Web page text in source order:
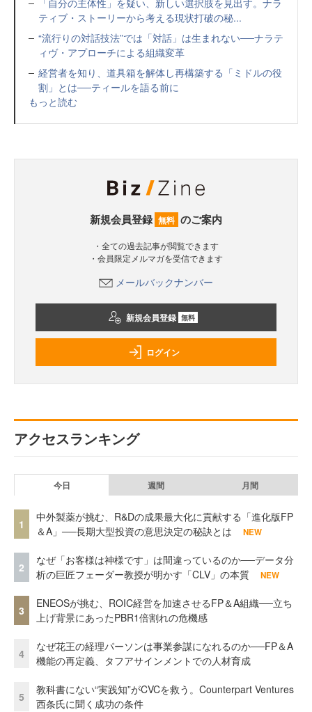
「自分の主体性」を疑い、新しい選択肢を見出す。ナラ
ティブ・ストーリーから考える現状打破の秘...
“流行りの対話技法”では「対話」は生まれない──ナラテ
ィヴ・アプローチによる組織変革
経営者を知り、道具箱を解体し再構築する「ミドルの役
割」とは──ティールを語る前に
もっと読む
新規会員登録 無料 のご案内
・全ての過去記事が閲覧できます
・会員限定メルマガを受信できます
メールバックナンバー
新規会員登録 無料
ログイン
アクセスランキング
今日 週間 月間
1
中外製薬が挑む、R&Dの成果最大化に貢献する「進化版FP
＆A」──長期大型投資の意思決定の秘訣とは
NEW
2
なぜ「お客様は神様です」は間違っているのか──データ分
析の巨匠フェーダー教授が明かす「CLV」の本質
NEW
3
ENEOSが挑む、ROIC経営を加速させるFP＆A組織──立ち
上げ背景にあったPBR1倍割れの危機感
4
なぜ花王の経理パーソンは事業参謀になれるのか──FP＆A
機能の再定義、タフアサインメントでの人材育成
5
教科書にない“実践知”がCVCを救う。Counterpart Ventures
西条氏に聞く成功の条件